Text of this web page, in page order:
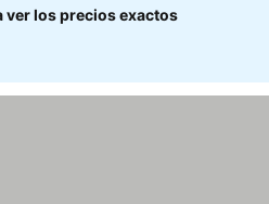
ver los precios exactos